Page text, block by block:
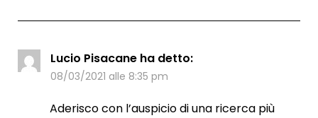
Lucio Pisacane ha detto:
08/03/2021 alle 8:35 pm
Aderisco con l’auspicio di una ricerca più